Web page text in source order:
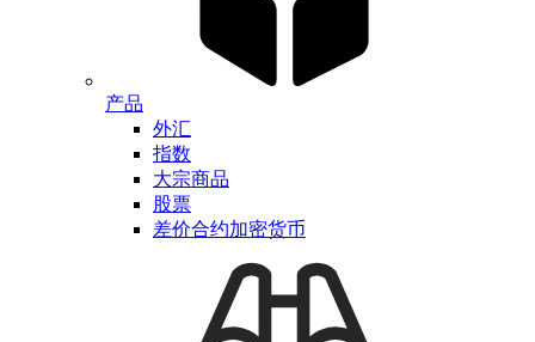
产品
外汇
指数
大宗商品
股票
差价合约加密货币